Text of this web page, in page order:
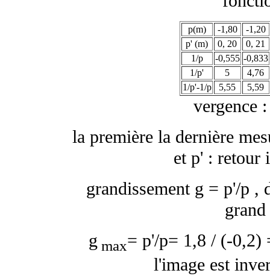
p(m) -1,80
-1,20
p' (m)
0, 20
0, 21
1/p
-0,555 -0,833
1/p'
5
4,76
1/p'-1/p
5,55 5,59
vergence
la première la dernière
et p' : retour
grandissement g = p'/p ,
g max= p'/p= 1,8 / (-0,2)
l'image est